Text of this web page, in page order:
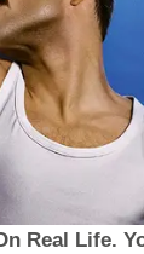
Real Life.